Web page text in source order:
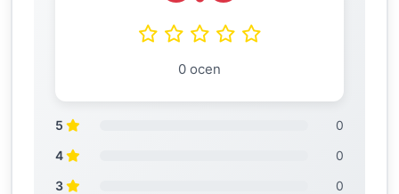
0 ocen
5
0
4
0
3
0